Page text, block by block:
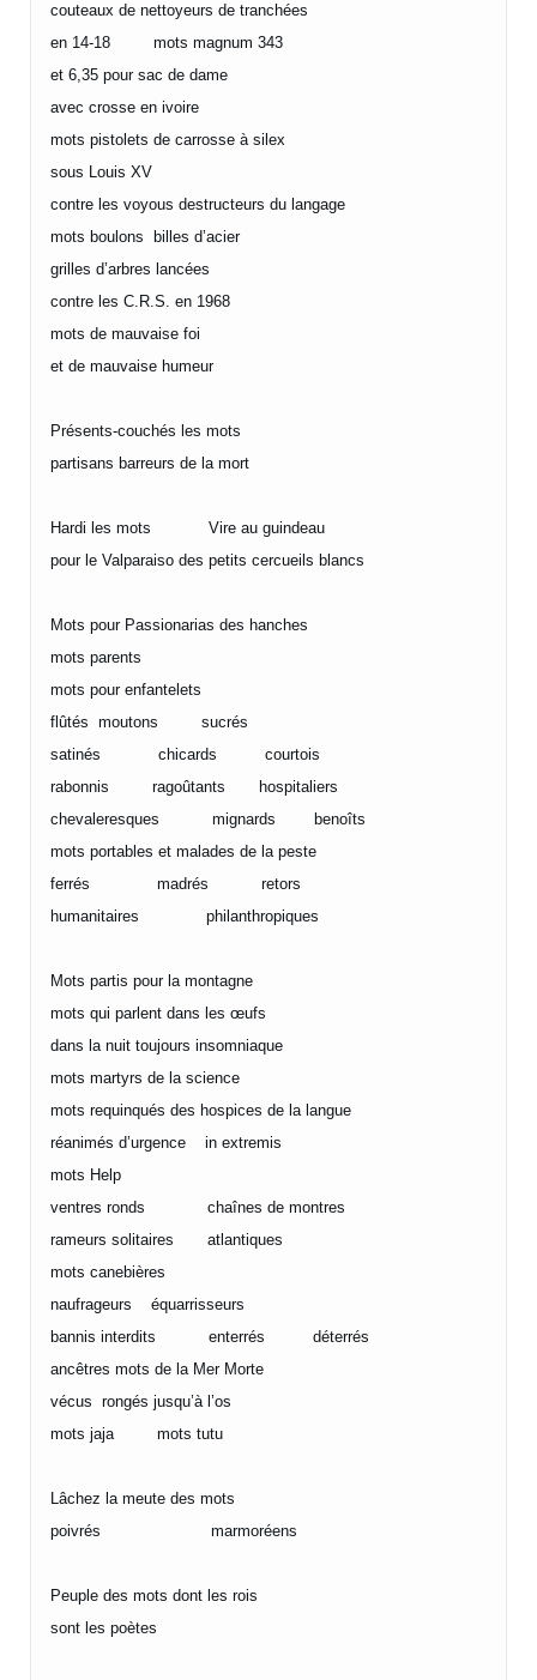
couteaux de nettoyeurs de tranchées
en 14-18 mots magnum 343
et 6,35 pour sac de dame
avec crosse en ivoire
mots pistolets de carrosse à silex
sous Louis XV
contre les voyous destructeurs du langage
mots boulons billes d’acier
grilles d’arbres lancées
contre les C.R.S. en 1968
mots de mauvaise foi
et de mauvaise humeur
Présents-couchés les mots
partisans barreurs de la mort
Hardi les mots Vire au guindeau
pour le Valparaiso des petits cercueils blancs
Mots pour Passionarias des hanches
mots parents
mots pour enfantelets
flûtés moutons sucrés
satinés chicards courtois
rabonnis ragoûtants hospitaliers
chevaleresques mignards benoîts
mots portables et malades de la peste
ferrés madrés retors
humanitaires philanthropiques
Mots partis pour la montagne
mots qui parlent dans les œufs
dans la nuit toujours insomniaque
mots martyrs de la science
mots requinqués des hospices de la langue
réanimés d’urgence in extremis
mots Help
ventres ronds chaînes de montres
rameurs solitaires atlantiques
mots canebières
naufrageurs équarrisseurs
bannis interdits enterrés déterrés
ancêtres mots de la Mer Morte
vécus rongés jusqu’à l’os
mots jaja mots tutu
Lâchez la meute des mots
poivrés marmoréens
Peuple des mots dont les rois
sont les poètes